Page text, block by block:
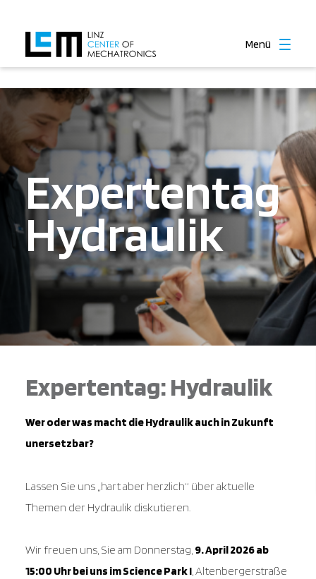
Menü
Expertentag
Hydraulik
Expertentag:Hydraulik
Wer oder was macht die Hydraulik auch in Zukunft
unersetzbar?
Lassen Sie uns „hart aber herzlich“ über aktuelle
Themen der Hydraulik diskutieren.
Wir freuen uns, Sie am Donnerstag, 9. April 2026 ab
15:00 Uhr bei uns im Science Park I, Altenbergerstraße